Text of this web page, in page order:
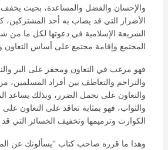
والإحسان والفضل والمساعدة، بحيث يخفف
الأضرار التي قد يصاب به أحد المشتركين،
الشريعة الإسلامية في دعوتها لكل ما من
المجتمع وإقامة مجتمع على أساس التعاون
فهو مرغب في التعاون ومحفز على البر
والتراحم والتعاطف بين أفراد المسلمين،
والتعاون على تحمل الضرر، وبذلك يساعد
والثواب، فهو بمثابة تعاقد على التعاون
الكوارث وترميمها وتخفيف الخسائر التي
وهذا ما قرره صاحب كتاب “يسألونك عن